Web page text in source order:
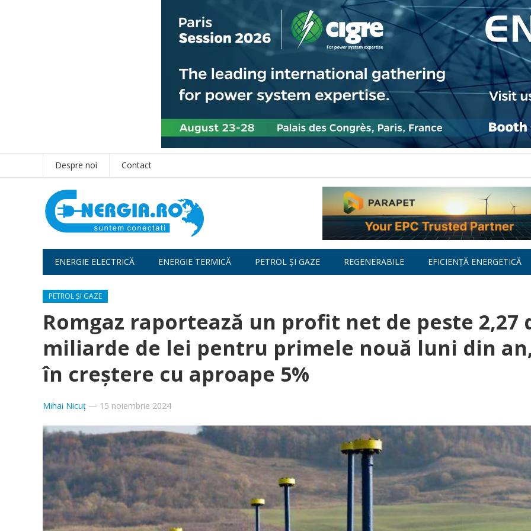
Despre noi Contact
ENERGIE ELECTRICĂ ENERGIE TERMICĂ PETROL ȘI GAZE REGENERABILE EFICIENȚĂ ENERGETICĂ
PETROL ȘI GAZE
Romgaz raportează un profit net de peste 2,27
miliarde de lei pentru primele nouă luni din
în creștere cu aproape 5%
Mihai Nicuț — 15 noiembrie 2024